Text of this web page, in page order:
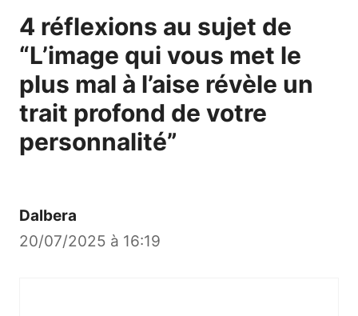
4 réflexions au sujet de
“L’image qui vous met le
plus mal à l’aise révèle un
trait profond de votre
personnalité”
Dalbera
20/07/2025 à 16:19